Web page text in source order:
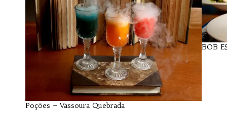
Poções – Vassoura Quebrada
BOB